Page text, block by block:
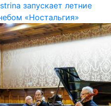
запускает летние
«Ностальгия»